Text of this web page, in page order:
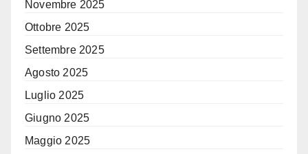
Novembre 2025
Ottobre 2025
Settembre 2025
Agosto 2025
Luglio 2025
Giugno 2025
Maggio 2025